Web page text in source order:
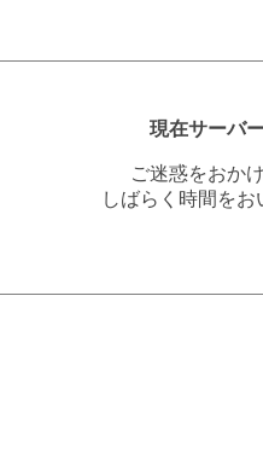
現在サーバ
ご迷惑をおか
しばらく時間を